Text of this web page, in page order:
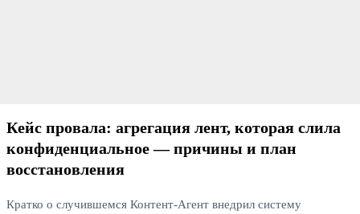
Кейс провала: агрегация лент, которая слила
конфиденциальное — причины и план
восстановления
Кратко о случившемся Контент-Агент внедрил систему